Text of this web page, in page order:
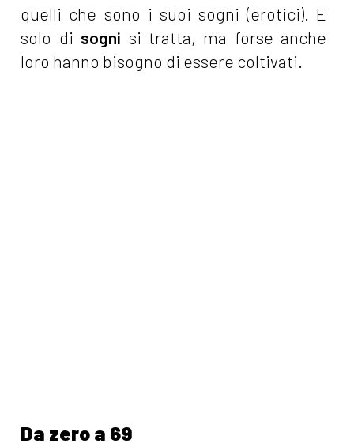
quelli che sono i suoi sogni (erotici). E
solo di sogni si tratta, ma forse anche
loro hanno bisogno di essere coltivati.
Da zero a 69